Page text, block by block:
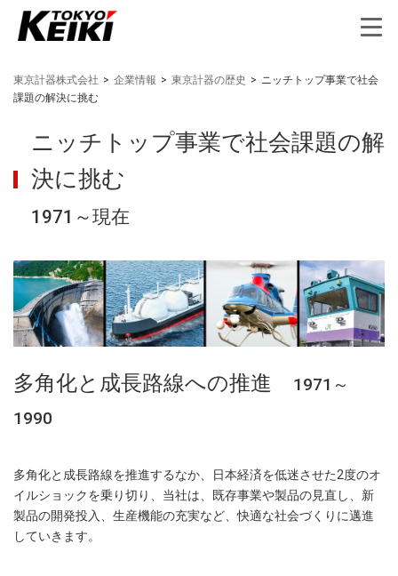
東京計器株式会社 > 企業情報 > 東京計器の歴史 > ニッチトップ事業で社会
課題の解決に挑む
ニッチトップ事業で社会課題の解
決に挑む
1971～現在
多角化と成長路線への推進
1971～
1990
多角化と成長路線を推進するなか、日本経済を低迷させた2度のオ
イルショックを乗り切り、当社は、既存事業や製品の見直し、新
製品の開発投入、生産機能の充実など、快適な社会づくりに邁進
していきます。